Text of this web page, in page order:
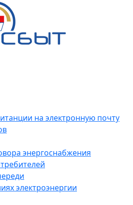
на электронную почту
энергоснабжения
электроэнергии